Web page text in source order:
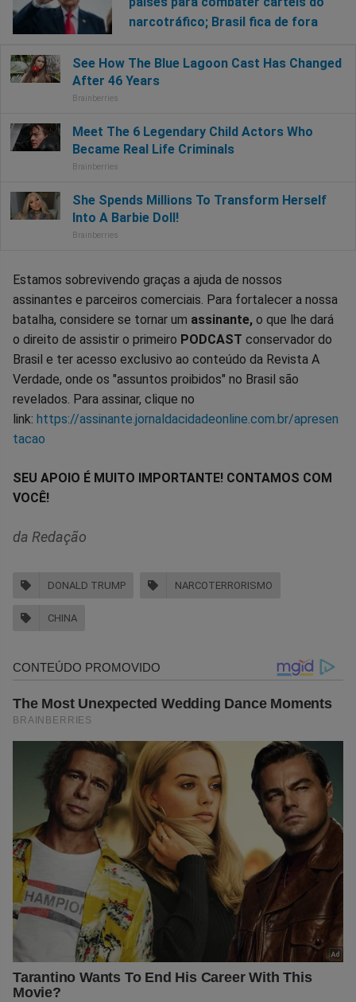
narcotráfico; Brasil fica de fora
Estamos sobrevivendo graças a ajuda de nossos
assinantes e parceiros comerciais. Para fortalecer a nossa
batalha, considere se tornar um assinante, o que lhe dará
o direito de assistir o primeiro PODCAST conservador do
Brasil e ter acesso exclusivo ao conteúdo da Revista A
Verdade, onde os "assuntos proibidos" no Brasil são
revelados. Para assinar, clique no
link: https://assinante.jornaldacidadeonline.com.br/apresen
tacao
SEU APOIO É MUITO IMPORTANTE! CONTAMOS COM
VOCÊ!
da Redação
DONALD TRUMP NARCOTERRORISMO
CHINA